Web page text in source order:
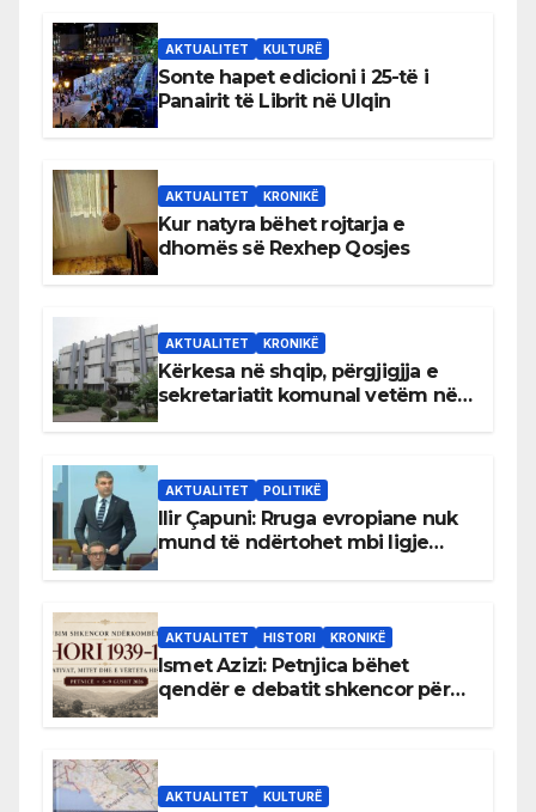
AKTUALITET KULTURË
Sonte hapet edicioni i 25-të i
Panairit të Librit në Ulqin
AKTUALITET KRONIKË
Kur natyra bëhet rojtarja e
dhomës së Rexhep Qosjes
AKTUALITET KRONIKË
Kërkesa në shqip, përgjigjja e
sekretariatit komunal vetëm në
AKTUALITET POLITIKË
Ilir Çapuni: Rruga evropiane nuk
mund të ndërtohet mbi ligje
AKTUALITET HISTORI KRONIKË
Ismet Azizi: Petnjica bëhet
qendër e debatit shkencor për
AKTUALITET KULTURË